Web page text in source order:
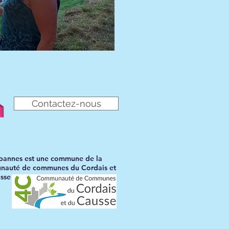
Contactez-nous
est une commune de la
de communes du Cordais et